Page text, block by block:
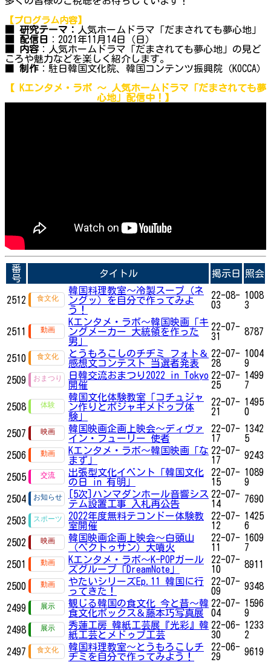
【プログラム内容】
■ 研究テーマ：
人気ホームドラマ「だまされても夢心地」
■ 配信日
：2021年11月14日（日）
■ 内容 ：人気ホームドラマ「だまされても夢心地」の見ど
ころや魅力などを楽しく紹介します。
制作 ：駐日韓国文化院、韓国コンテンツ振興院（KOCCA）
【 Kエンタメ・ラボ ～
人気ホームドラマ「だまされても夢
心地」 配信中！】
番
号
タイトル 掲示日 照会
2512
韓国料理教室〜冷製スープ（ネ
ングッ）を自分で作ってみよ
う！
22-08-
03
1008
3
2511
Kエンタメ・ラボ～韓国映画「キ
ングメーカー 大統領を作った
男」
22-07-
31
8787
2510
とうもろこしのチヂミ フォト＆
感想文コンテスト 当選者発表
22-07-
28
1004
9
2509
日韓交流おまつり2022 in Tokyo
開催
22-07-
25
1499
7
2508
韓国文化体験教室「コチュジャ
ン作りとポジャギメドゥプ体
験」
22-07-
21
1495
0
2507
韓国映画企画上映会～ディヴァ
イン・フューリー 使者
22-07-
17
1342
5
2506
Kエンタメ・ラボ～韓国映画「な
まず」
22-07-
17
9243
2505
出張型文化イベント「韓国文化
の日 in 有明」
22-07-
15
1089
9
2504
[5次]ハンマダンホール音響シス
テム設置工事 入札再公告
22-07-
14
7690
2503
2022年度無料テコンドー体験教
室開催
22-07-
12
1425
6
2502
韓国映画企画上映会～白頭山
（ペクトゥサン）大噴火
22-07-
11
1609
7
2501
Kエンタメ・ラボ～K-POPガール
ズグループ「DreamNote」
22-07-
10
8911
2500
やたいシリーズEp.11 韓国に行
ってきた！
22-07-
09
9348
2499
観じる韓国の食文化 今と昔～韓
食文化ボックス＆藤本巧写真展
22-07-
04
1596
9
2498
秀蓮工房 韓紙工芸展『光彩』韓
紙工芸とメドゥプ工芸
22-06-
30
1233
2
2497
韓国料理教室〜とうもろこしチ
ヂミを自分で作ってみよう！
22-06-
29
9619